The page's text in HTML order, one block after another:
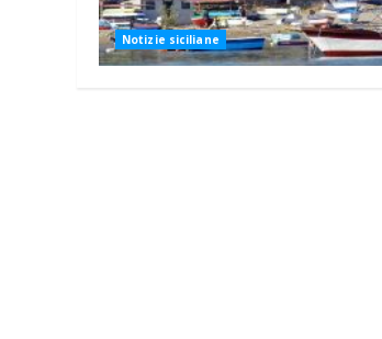
Notizie siciliane